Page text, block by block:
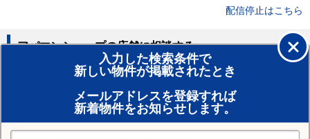
配信停止はこちら
入力した検索条件で
新しい物件が掲載されたとき
メールアドレスを登録すれば
新着物件をお知らせします。
アパマンショップの店舗に相談する
賃貸のプロがお部屋探し！
おまかせ物件リクエスト
住みたい街の店舗を探す